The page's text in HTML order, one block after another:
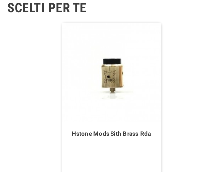
SCELTI PER TE
Hstone Mods Sith Brass Rda